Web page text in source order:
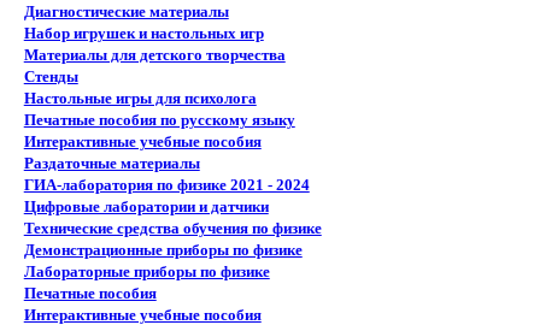
Диагностические материалы
Набор игрушек и настольных игр
Материалы для детского творчества
Стенды
Настольные игры для психолога
Печатные пособия по русскому языку
Интерактивные учебные пособия
Раздаточные материалы
ГИА-лаборатория по физике 2021 - 2024
Цифровые лаборатории и датчики
Технические средства обучения по физике
Демонстрационные приборы по физике
Лабораторные приборы по физике
Печатные пособия
Интерактивные учебные пособия